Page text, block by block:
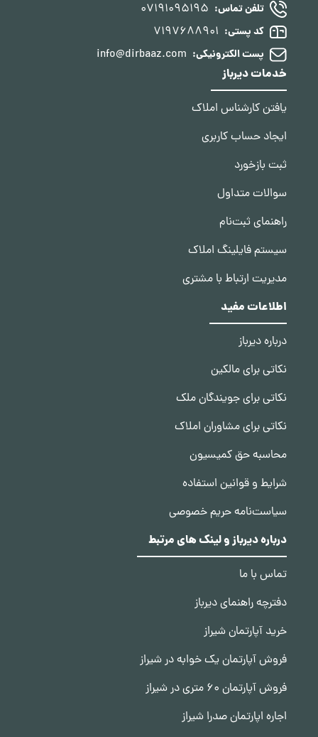
تلفن تماس: 07191095195
کد پستی: 7197688901
پست الکترونیکی: info@dirbaaz.com
خدمات دیرباز
یافتن کارشناس املاک
ایجاد حساب کاربری
ثبت بازخورد
سوالات متداول
راهنمای ثبت‌نام
سیستم فایلینگ املاک
مدیریت ارتباط با مشتری
اطلاعات مفید
درباره دیرباز
نکاتی برای مالکین
نکاتی برای جویندگان ملک
نکاتی برای مشاوران املاک
محاسبه حق کمیسیون
شرایط و قوانین استفاده
سیاست‌نامه حریم خصوصی
درباره دیرباز و لینک های مرتبط
تماس با ما
دفترچه راهنمای دیرباز
خرید آپارتمان شیراز
فروش آپارتمان یک خوابه در شیراز
فروش آپارتمان 60 متری در شیراز
اجاره اپارتمان صدرا شیراز